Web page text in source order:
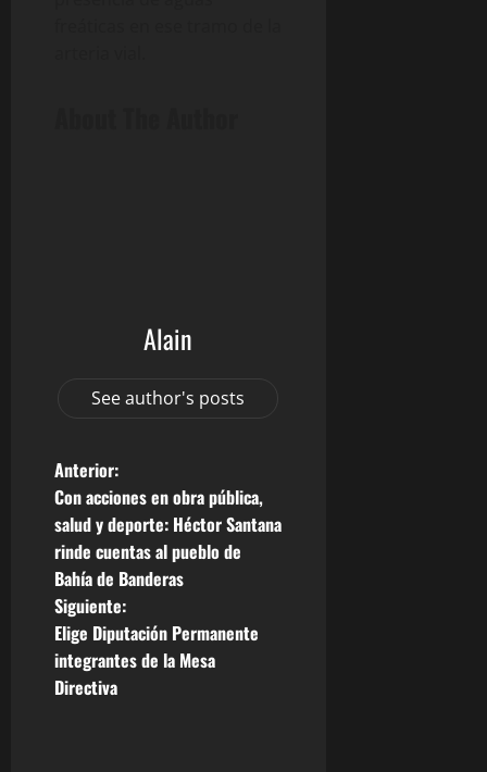
Alain
See author's posts
N
a
v
e
g
a
Anterior:
Con acciones en obra pública,
salud y deporte: Héctor Santana
rinde cuentas al pueblo de
Bahía de Banderas
Siguiente:
Elige Diputación Permanente
integrantes de la Mesa
Directiva